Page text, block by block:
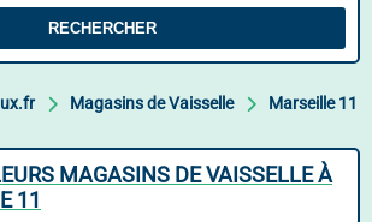
RECHERCHER
Magasins de Vaisselle Marseille 11
MAGASINS DE VAISSELLE À
11